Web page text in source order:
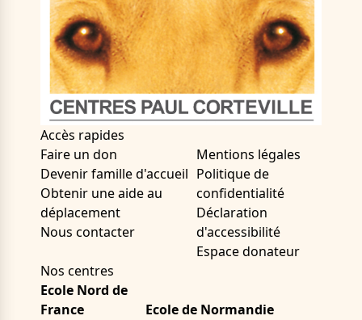
Accès rapides
Faire un don
Devenir famille d'accueil
Obtenir une aide au
déplacement
Nous contacter
Mentions légales
Politique de
confidentialité
Déclaration
d'accessibilité
Espace donateur
Nos centres
Ecole Nord de
France
Ecole de Normandie